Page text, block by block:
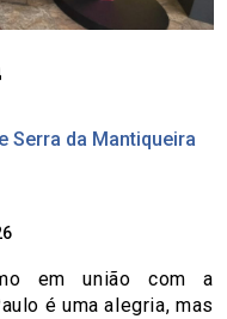
Serra da Mantiqueira
em união com a
é uma alegria, mas